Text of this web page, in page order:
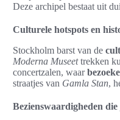
Deze archipel bestaat uit
Culturele hotspots en
Stockholm barst van de
Moderna Museettrekken
concertzalen, waar
straatjes van Gamla Stan,
Bezienswaardigheden die